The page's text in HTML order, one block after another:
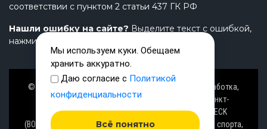
соответствии с пунктом 2 статьи 437 ГК РФ
Нашли ошибку на сайте? Выделите текст с ошибкой,
нажмите Ctrl+Enter и напишите нам.
© Завод TimeTrial (ТаймТриал) - производство, разработка,
проектирование надувных изделий, товаров в Санкт-
Петербурге с 2000 г. из ПВХ (PVC), ТПУ (TPU), AIRDECK
(ВОЗДУШНАЯ ПАЛУБА), OXFORD (ОКСФОРД) ткани для спорта,
Мы используем куки. Обещаем
хранить аккуратно.
Даю согласие с Политикой
конфиденциальности
Всё понятно